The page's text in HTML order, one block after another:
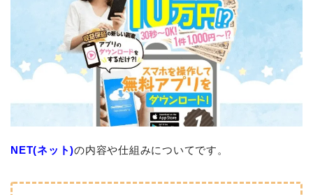
NET(ネット)の内容や仕組みについてです。